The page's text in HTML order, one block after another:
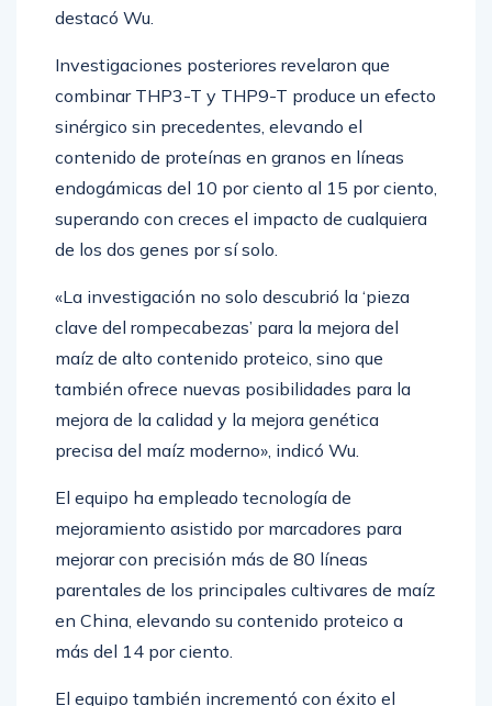
destacó Wu.
Investigaciones posteriores revelaron que
combinar THP3-T y THP9-T produce un efecto
sinérgico sin precedentes, elevando el
contenido de proteínas en granos en líneas
endogámicas del 10 por ciento al 15 por ciento,
superando con creces el impacto de cualquiera
de los dos genes por sí solo.
«La investigación no solo descubrió la ‘pieza
clave del rompecabezas’ para la mejora del
maíz de alto contenido proteico, sino que
también ofrece nuevas posibilidades para la
mejora de la calidad y la mejora genética
precisa del maíz moderno», indicó Wu.
El equipo ha empleado tecnología de
mejoramiento asistido por marcadores para
mejorar con precisión más de 80 líneas
parentales de los principales cultivares de maíz
en China, elevando su contenido proteico a
más del 14 por ciento.
El equipo también incrementó con éxito el